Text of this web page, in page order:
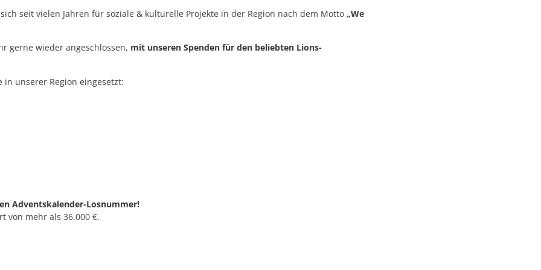
seit vielen Jahren für soziale & kulturelle Projekte in der Region nach dem Motto „We
gerne wieder angeschlossen, mit unseren Spenden für den beliebten Lions-
in unserer Region eingesetzt:
Adventskalender-Losnummer!
von mehr als 36.000 €.